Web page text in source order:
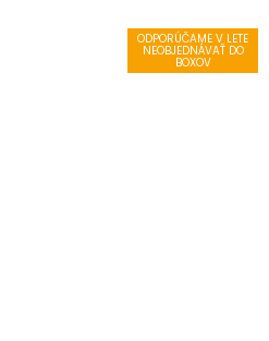
ODPORÚČAME V LETE
NEOBJEDNÁVAŤ DO
BOXOV